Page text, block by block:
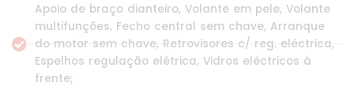
Apoio de braço dianteiro, Volante em pele, Volante
multifunções, Fecho central sem chave, Arranque
do motor sem chave, Retrovisores c/ reg. eléctrica,
Espelhos regulação elétrica, Vidros eléctricos à
frente;